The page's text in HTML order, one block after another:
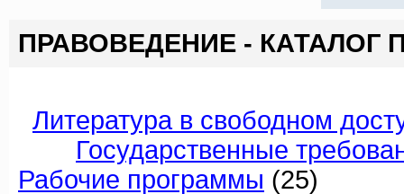
ПРАВОВЕДЕНИЕ - КАТАЛОГ
Литература в свободном
Государственные
Рабочие программы (25)